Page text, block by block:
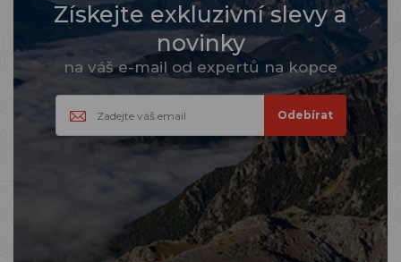
Získejte exkluzivní slevy a
novinky
na váš e-mail od expertů na kopce